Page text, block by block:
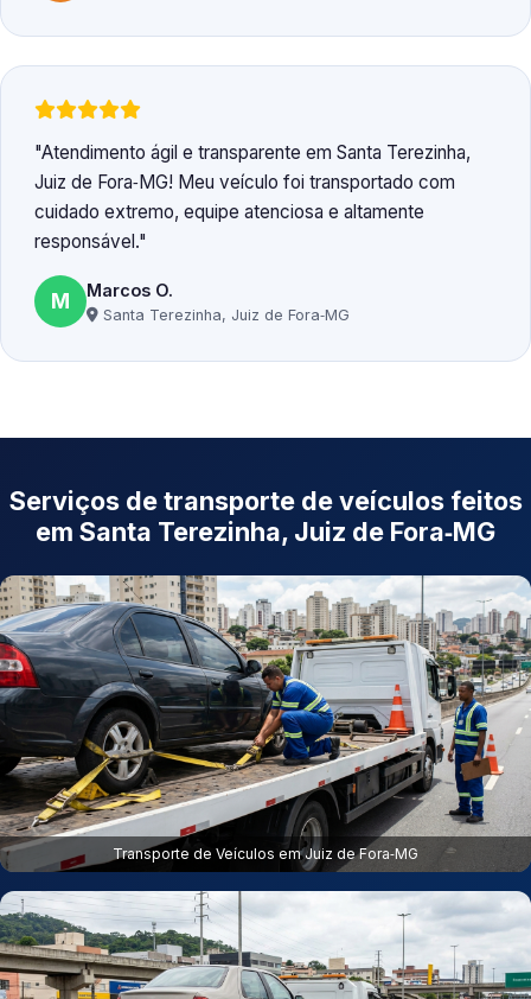
Atendimento ágil e transparente em Santa Terezinha,
Juiz de Fora‑MG! Meu veículo foi transportado com
cuidado extremo, equipe atenciosa e altamente
responsável.
M Marcos O.
Santa Terezinha, Juiz de Fora‑MG
Serviços de transporte de veículos feitos
em Santa Terezinha, Juiz de Fora‑MG
Transporte de Veículos em Juiz de Fora‑MG